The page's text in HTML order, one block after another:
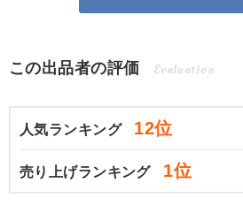
この出品者の評価 Evaluation
人気ランキング 12位
売り上げランキング 1位